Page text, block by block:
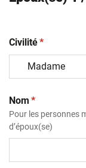
Civilité(obligatoire)
*
Nom (obligatoire)
*
Pour les personnes
d’époux(se)